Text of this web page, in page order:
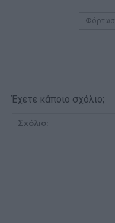
Έχετε κάποιο σχόλιο;